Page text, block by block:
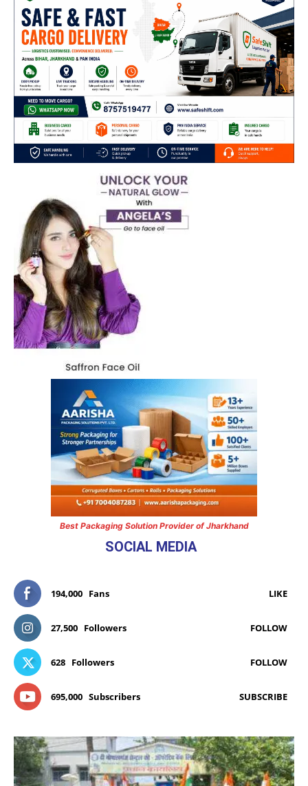
Best Packaging Solution Provider of Jharkhand
SOCIAL MEDIA
194,000 Fans LIKE
27,500 Followers FOLLOW
628 Followers FOLLOW
695,000 Subscribers SUBSCRIBE